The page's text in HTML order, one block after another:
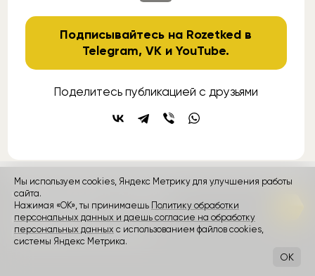
Подписывайтесь на Rozetked в
Telegram,VK иYouTube.
Поделитесь публикацией с друзьями
контакты
Rozetked © 2026
Пользовательское соглашение
Мы используем cookies, Яндекс Метрику для улучшения работы
сайта.
Нажимая «ОК», ты принимаешь Политику обработки
персональных данных и даешь согласие на обработку
персональных данных с использованием файлов cookies,
системы Яндекс Метрика.
OK